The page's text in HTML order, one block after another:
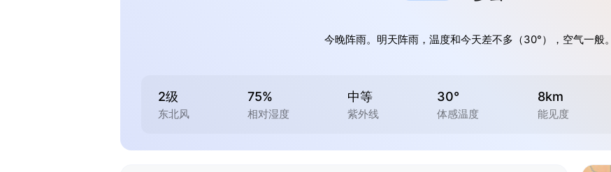
今晚阵雨。明天阵雨，温度和今天差不多（30°），空气一般。
2级
东北风
75%
相对湿度
中等
紫外线
30°
体感温度
8km
能见度